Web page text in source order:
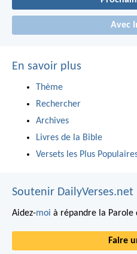
Avec
En savoir plus
Thème
Rechercher
Archives
Livres de la Bible
Versets les Plus
Soutenir DailyVerses.net
Aidez-moi à répandre la Parole
Faire